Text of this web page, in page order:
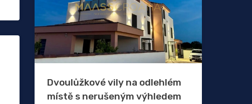
Dvoulůžkové vily na odlehlém
místě s nerušeným výhledem